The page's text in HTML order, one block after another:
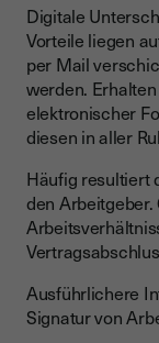
Digitale
Vorteile liegen
per Mail
werden.
elektronischer
diesen in aller
Häufig resultiert
den
Ausführlichere
Signatur von